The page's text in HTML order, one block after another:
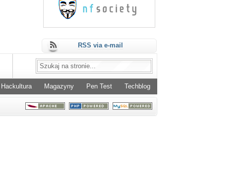
RSS via e-mail
Hackultura Magazyny Pen Test Techblog